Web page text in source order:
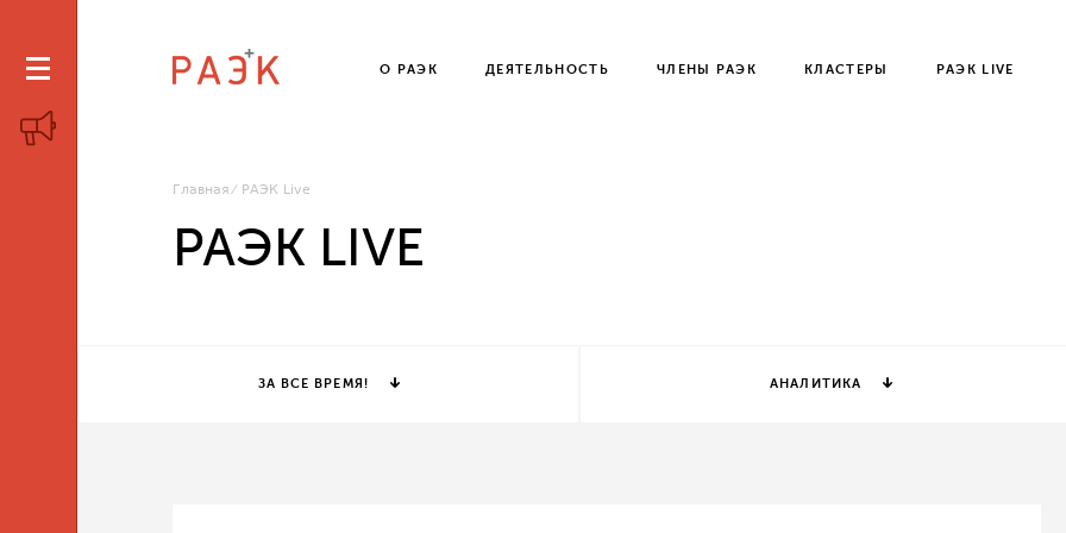
О РАЭК ДЕЯТЕЛЬНОСТЬ ЧЛЕНЫ РАЭК КЛАСТЕРЫ РАЭК LIVE
Главная РАЭК Live
РАЭК LIVE
ЗА ВСЕ ВРЕМЯ! АНАЛИТИКА